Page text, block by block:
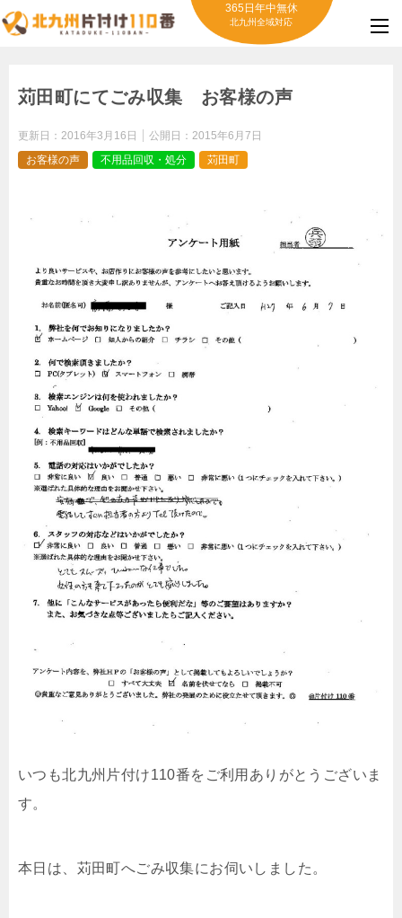
365日年中無休
北九州全域対応
苅田町にてごみ収集 お客様の声
更新日： 2016年3月16日 公開日： 2015年6月7日
お客様の声
不用品回収・処分 苅田町
いつも北九州片付け110番をご利用ありがとうございま
す。
本日は、苅田町へごみ収集にお伺いしました。